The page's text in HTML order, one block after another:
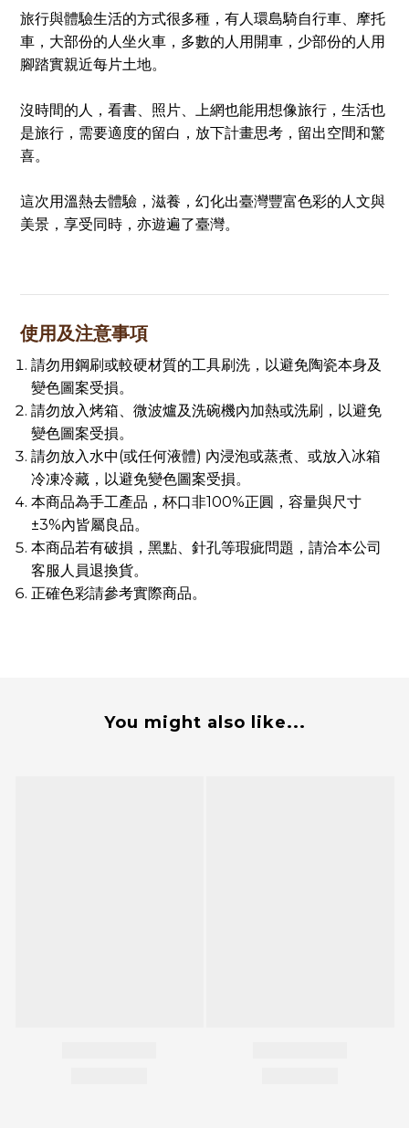
旅行與體驗生活的方式很多種，有人環島騎自行車、摩托
車，大部份的人坐火車，多數的人用開車，少部份的人用
腳踏實親近每片土地。
沒時間的人，看書、照片、上網也能用想像旅行，生活也
是旅行，需要適度的留白，放下計畫思考，留出空間和驚
喜。
這次用溫熱去體驗，滋養，幻化出臺灣豐富色彩的人文與
美景，享受同時，亦遊遍了臺灣。
使用及注意事項
請勿用鋼刷或較硬材質的工具刷洗，以避免陶瓷本身及
變色圖案受損。
請勿放入烤箱、微波爐及洗碗機內加熱或洗刷，以避免
變色圖案受損。
請勿放入水中(或任何液體) 內浸泡或蒸煮、或放入冰箱
冷凍冷藏，以避免變色圖案受損。
本商品為手工產品，杯口非100%正圓，容量與尺寸
±3%內皆屬良品。
本商品若有破損，黑點、針孔等瑕疵問題，請洽本公司
客服人員退換貨。
正確色彩請參考實際商品。
You might also like...